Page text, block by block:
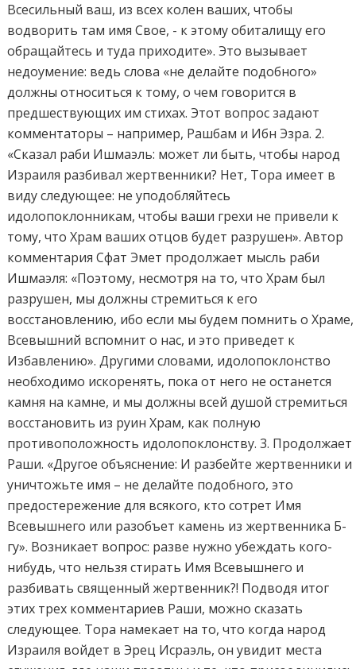
Всесильный ваш, из всех колен ваших, чтобы
водворить там имя Свое, - к этому обиталищу его
обращайтесь и туда приходите». Это вызывает
недоумение: ведь слова «не делайте подобного»
должны относиться к тому, о чем говорится в
предшествующих им стихах. Этот вопрос задают
комментаторы – например, Рашбам и Ибн Эзра. 2.
«Сказал раби Ишмаэль: может ли быть, чтобы народ
Израиля разбивал жертвенники? Нет, Тора имеет в
виду следующее: не уподобляйтесь
идолопоклонникам, чтобы ваши грехи не привели к
тому, что Храм ваших отцов будет разрушен». Автор
комментария Сфат Эмет продолжает мысль раби
Ишмаэля: «Поэтому, несмотря на то, что Храм был
разрушен, мы должны стремиться к его
восстановлению, ибо если мы будем помнить о Храме,
Всевышний вспомнит о нас, и это приведет к
Избавлению». Другими словами, идолопоклонство
необходимо искоренять, пока от него не останется
камня на камне, и мы должны всей душой стремиться
восстановить из руин Храм, как полную
противоположность идолопоклонству. 3. Продолжает
Раши. «Другое объяснение: И разбейте жертвенники и
уничтожьте имя – не делайте подобного, это
предостережение для всякого, кто сотрет Имя
Всевышнего или разобъет камень из жертвенника Б-
гу». Возникает вопрос: разве нужно убеждать кого-
нибудь, что нельзя стирать Имя Всевышнего и
разбивать священный жертвенник?! Подводя итог
этих трех комментариев Раши, можно сказать
следующее. Тора намекает на то, что когда народ
Израиля войдет в Эрец Исраэль, он увидит места